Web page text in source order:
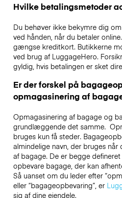
Hvilke betalingsmetoder
Du behøver ikke bekymre dig
ved hånden, når du betaler
gængse kreditkort. Butikkerne
ved brug af LuggageHero.
gyldig, hvis betalingen er sket
Er der forskel på
opmagasinering af
Opmagasinering af bagage og
grundlæggende det samme.
bruges kun få steder.
almindelige navn, der bruges når
af bagage. De er begge
opbevare bagage, der kan
Så uanset om du leder efter
eller “bagageopbevaring”, er
sig af dine ejendele.